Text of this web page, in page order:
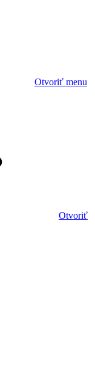
Otvoriť menu
Otvoriť